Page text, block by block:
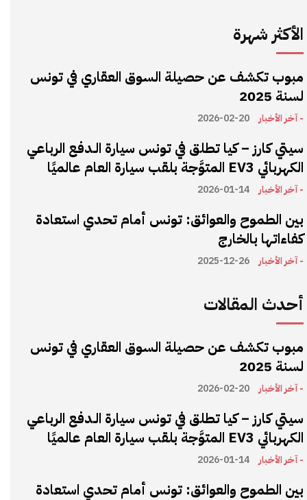
الأكثر شهرة
مبوب تكشف عن حصيلة السوق العقاري في تونس
لسنة 2025
- آخر الأخبار 2026-02-20
سيتي كارز – كيا تطلق في تونس سيارة الـدفع الرباعي
الكهربائي EV3 المتوَّجة بلقب سيارة العام عالميًا
- آخر الأخبار 2026-01-14
بين الطموح والعوائق: تونس أمام تحدي استعادة
كفاءاتها بالخارج
- آخر الأخبار 2025-12-26
أحدث المقالات
مبوب تكشف عن حصيلة السوق العقاري في تونس
لسنة 2025
- آخر الأخبار 2026-02-20
سيتي كارز – كيا تطلق في تونس سيارة الـدفع الرباعي
الكهربائي EV3 المتوَّجة بلقب سيارة العام عالميًا
- آخر الأخبار 2026-01-14
بين الطموح والعوائق: تونس أمام تحدي استعادة